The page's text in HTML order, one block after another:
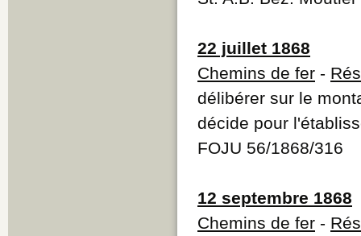
22 juillet 1868
Chemins de fer -
délibérer sur le
décide pour
FOJU 56/1868/316
12 septembre 1868
Chemins de fer -